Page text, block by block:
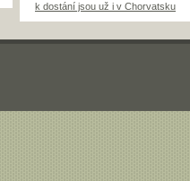
k dostání jsou už i v Chorvatsku